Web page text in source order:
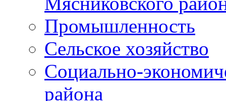
Промышленность
Сельское хозяйство
Социально-
района